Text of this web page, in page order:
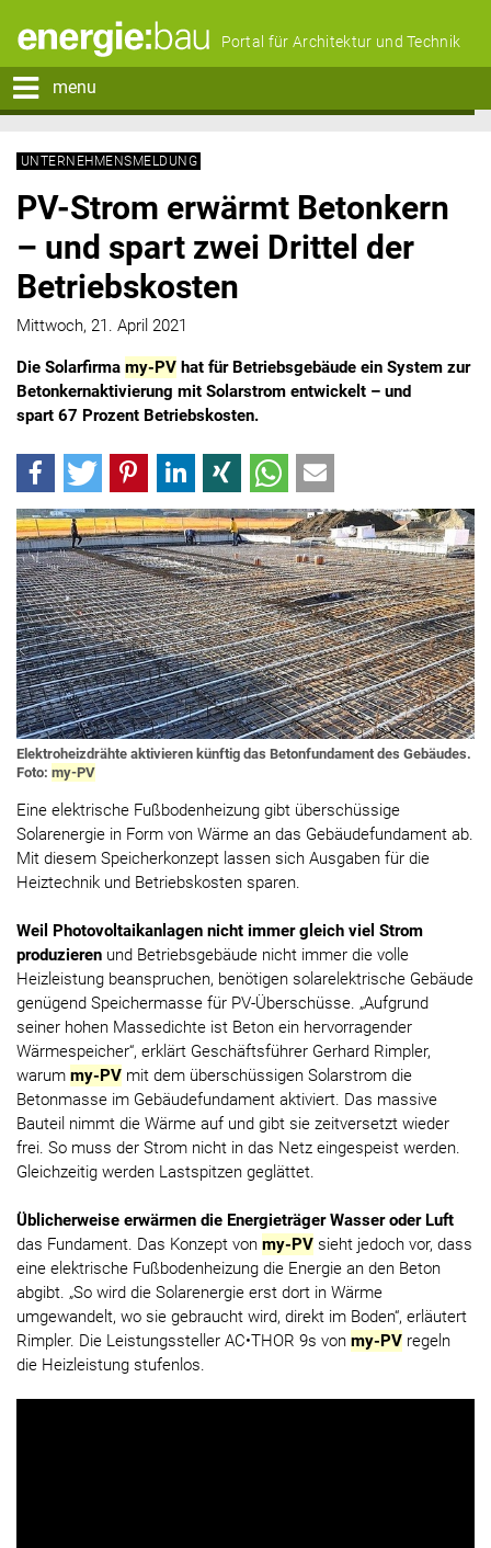
Portal für Architektur und Technik
menu
UNTERNEHMENSMELDUNG
PV-Strom erwärmt Betonkern
– und spart zwei Drittel der
Betriebskosten
Mittwoch, 21. April 2021
Die Solarfirma my-PV hat für Betriebsgebäude ein System zur
Betonkernaktivierung mit Solarstrom entwickelt – und
spart 67 Prozent Betriebskosten.
Elektroheizdrähte aktivieren künftig das Betonfundament des Gebäudes.
Foto: my-PV
Eine elektrische Fußbodenheizung gibt überschüssige
Solarenergie in Form von Wärme an das Gebäudefundament ab.
Mit diesem Speicherkonzept lassen sich Ausgaben für die
Heiztechnik und Betriebskosten sparen.
Weil Photovoltaikanlagen nicht immer gleich viel Strom
produzieren und Betriebsgebäude nicht immer die volle
Heizleistung beanspruchen, benötigen solarelektrische Gebäude
genügend Speichermasse für PV-Überschüsse. „Aufgrund
seiner hohen Massedichte ist Beton ein hervorragender
Wärmespeicher“, erklärt Geschäftsführer Gerhard Rimpler,
warum my-PV mit dem überschüssigen Solarstrom die
Betonmasse im Gebäudefundament aktiviert. Das massive
Bauteil nimmt die Wärme auf und gibt sie zeitversetzt wieder
frei. So muss der Strom nicht in das Netz eingespeist werden.
Gleichzeitig werden Lastspitzen geglättet.
Üblicherweise erwärmen die Energieträger Wasser oder Luft
das Fundament. Das Konzept von my-PV sieht jedoch vor, dass
eine elektrische Fußbodenheizung die Energie an den Beton
abgibt. „So wird die Solarenergie erst dort in Wärme
umgewandelt, wo sie gebraucht wird, direkt im Boden“, erläutert
Rimpler. Die Leistungssteller AC•THOR 9s von my-PV regeln
die Heizleistung stufenlos.